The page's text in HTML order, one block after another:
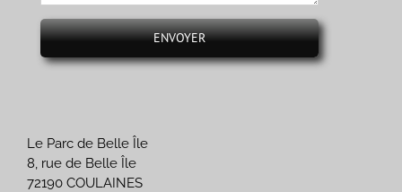
Le Parc de Belle Île
8, rue de Belle Île
72190 COULAINES